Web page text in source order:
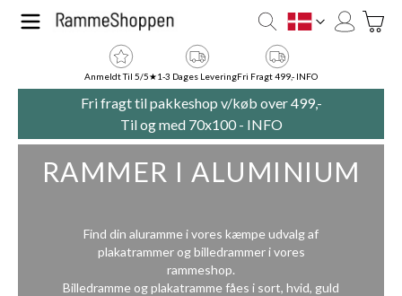
Skip to Content
DK
Anmeldt Til 5/5★1-3 Dages LeveringFri Fragt 499,- INFO
Fri fragt til pakkeshop v/køb over 499,-
Til og med 70x100 - INFO
RAMMER I ALUMINIUM
Find din aluramme i vores kæmpe udvalg af
plakatrammer og billedrammer i vores
rammeshop.
Billedramme og plakatramme fåes i sort, hvid, guld